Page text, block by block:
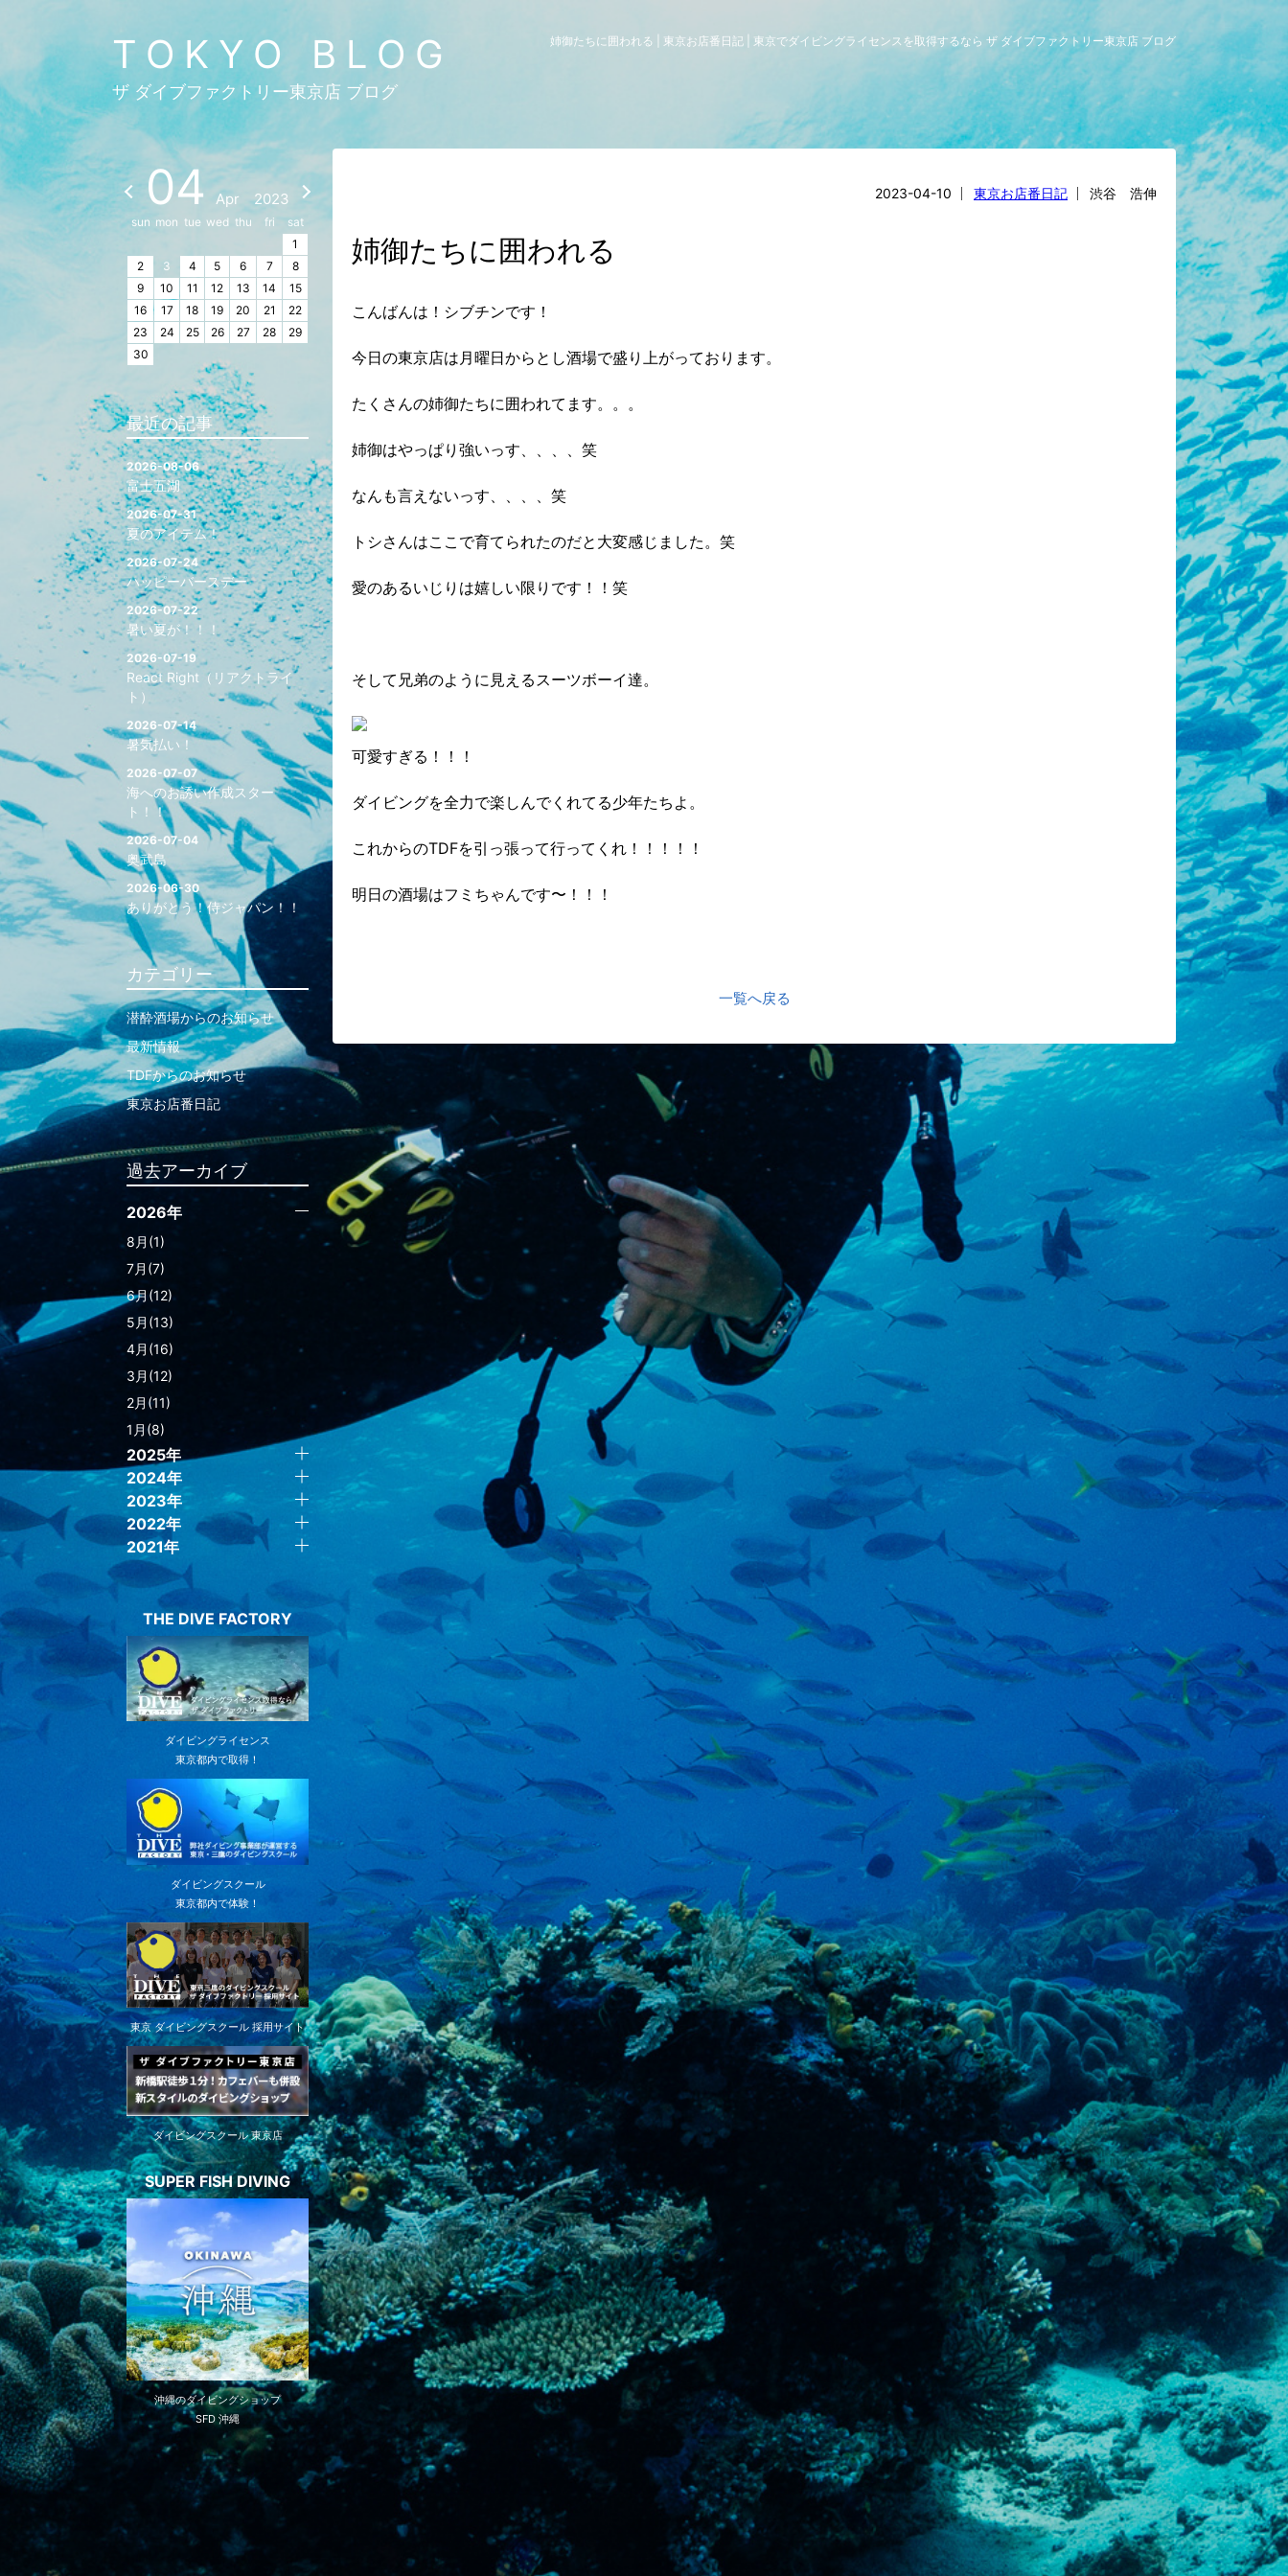
TOKYO BLOG
ザ ダイブファクトリー東京店 ブログ
姉御たちに囲われる | 東京お店番日記 | 東京でダイビングライセンスを取得するなら ザ ダイブファクトリー東京店 ブログ
2023-04-10 東京お店番日記 渋谷 浩伸
姉御たちに囲われる
こんばんは！シブチンです！
今日の東京店は月曜日からとし酒場で盛り上がっております。
たくさんの姉御たちに囲われてます。。。
姉御はやっぱり強いっす、、、、笑
なんも言えないっす、、、、笑
トシさんはここで育てられたのだと大変感じました。笑
愛のあるいじりは嬉しい限りです！！笑
そして兄弟のように見えるスーツボーイ達。
可愛すぎる！！！
ダイビングを全力で楽しんでくれてる少年たちよ。
これからのTDFを引っ張って行ってくれ！！！！！
明日の酒場はフミちゃんです〜！！！
一覧へ戻る
04 Apr 2023
sun mon tue wed thu fri
sat
1
2
3 4 5 6 7
8
9
10 11 12 13 14
15
16
17 18 19 20 21
22
23
24 25 26 27 28
29
30
最近の記事
2026-08-06
富士五湖
2026-07-31
夏のアイテム！
2026-07-24
ハッピーバースデー
2026-07-22
暑い夏が！！！
2026-07-19
React Right（リアクトライ
ト）
2026-07-14
暑気払い！
2026-07-07
海へのお誘い作成スター
ト！！
2026-07-04
奥武島
2026-06-30
ありがとう！侍ジャパン！！
カテゴリー
潜酔酒場からのお知らせ
最新情報
TDFからのお知らせ
東京お店番日記
過去アーカイブ
2026年
8月(1)
7月(7)
6月(12)
5月(13)
4月(16)
3月(12)
2月(11)
1月(8)
2025年
2024年
2023年
2022年
2021年
THE DIVE FACTORY
ダイビングライセンス
東京都内で取得！
ダイビングスクール
東京都内で体験！
東京 ダイビングスクール 採用サイト
ダイビングスクール 東京店
SUPER FISH DIVING
沖縄のダイビングショップ
SFD 沖縄